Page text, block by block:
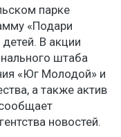
парке
«Подари
В акции
штаба
«Юг Молодой» и
а также актив
новостей.